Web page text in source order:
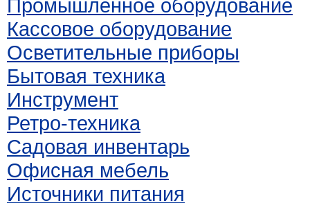
Промышленное оборудование
Кассовое оборудование
Осветительные приборы
Бытовая техника
Инструмент
Ретро-техника
Садовая инвентарь
Офисная мебель
Источники питания